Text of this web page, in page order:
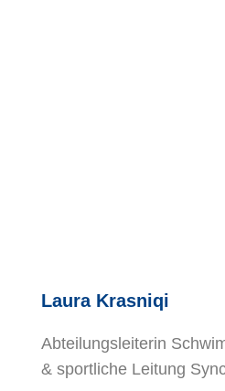
Laura Krasniqi
Abteilungsleiterin
& sportliche Leitung